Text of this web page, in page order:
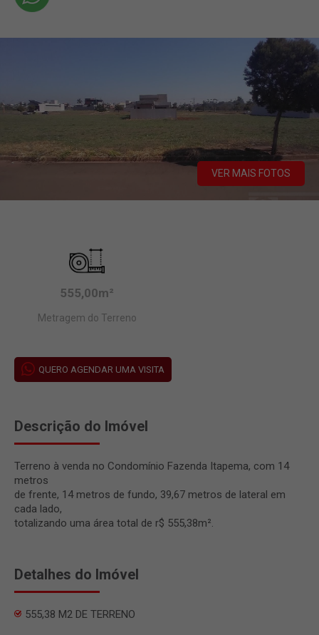
VER MAIS FOTOS
555,00m²
Metragem do Terreno
QUERO AGENDAR UMA VISITA
Descrição do Imóvel
Terreno à venda no Condomínio Fazenda Itapema, com 14
metros
de frente, 14 metros de fundo, 39,67 metros de lateral em
cada lado,
totalizando uma área total de r$ 555,38m².
Detalhes do Imóvel
555,38 M2 DE TERRENO